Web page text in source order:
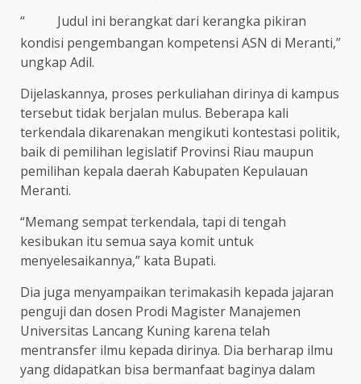
“
Judul ini berangkat dari kerangka pikiran
kondisi pengembangan kompetensi ASN di Meranti,”
ungkap Adil.
Dijelaskannya, proses perkuliahan dirinya di kampus
tersebut tidak berjalan mulus. Beberapa kali
terkendala dikarenakan mengikuti kontestasi politik,
baik di pemilihan legislatif Provinsi Riau maupun
pemilihan kepala daerah Kabupaten Kepulauan
Meranti.
“Memang sempat terkendala, tapi di tengah
kesibukan itu semua saya komit untuk
menyelesaikannya,” kata Bupati.
Dia juga menyampaikan terimakasih kepada jajaran
penguji dan dosen Prodi Magister Manajemen
Universitas Lancang Kuning karena telah
mentransfer ilmu kepada dirinya. Dia berharap ilmu
yang didapatkan bisa bermanfaat baginya dalam